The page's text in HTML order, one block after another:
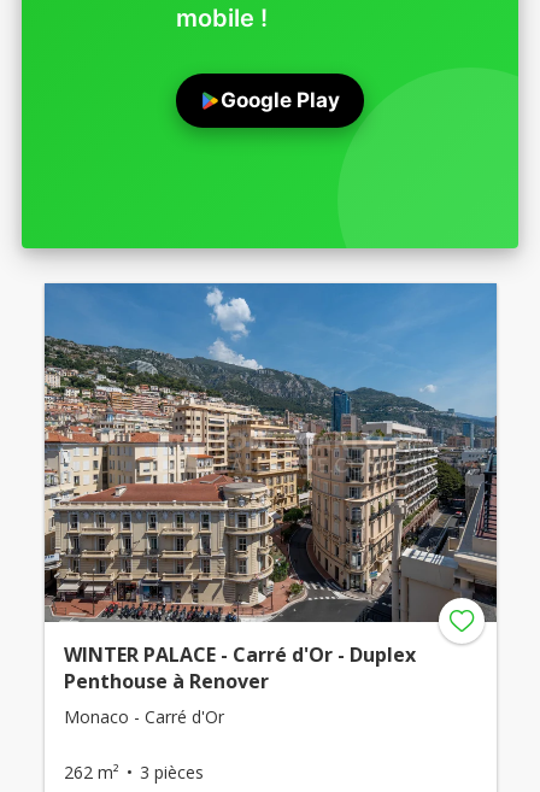
mobile !
Google Play
WINTER PALACE - Carré d'Or - Duplex
Penthouse à Renover
Monaco - Carré d'Or
262 m² 3 pièces